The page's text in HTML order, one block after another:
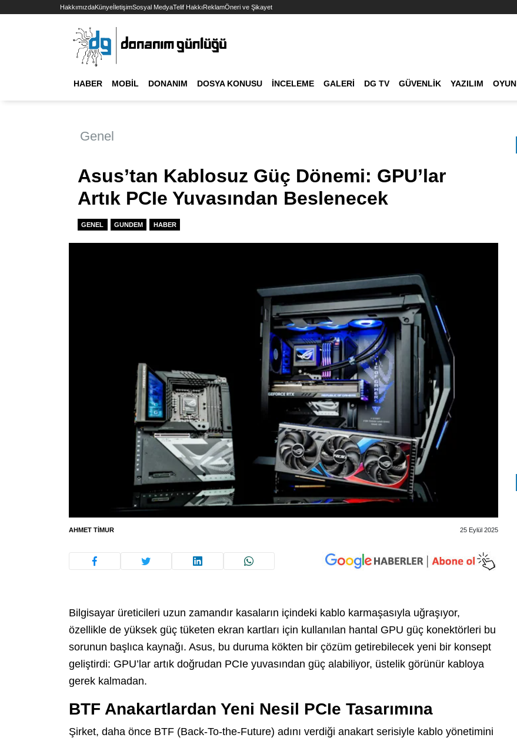
HakkımızdaKünyeİletişimSosyal MedyaTelif HakkıReklamÖneri ve Şikayet
HABER MOBIL DONANIM DOSYA KONUSU İNCELEME GALERI DG TV GÜVENLIK YAZILIM OYUN
Genel
Asus’tan Kablosuz Güç Dönemi: GPU’lar
Artık PCIe Yuvasından Beslenecek
GENEL GUNDEM HABER
AHMET TIMUR 25 Eylül 2025
Bilgisayar üreticileri uzun zamandır kasaların içindeki kablo karmaşasıyla uğraşıyor,
özellikle de yüksek güç tüketen ekran kartları için kullanılan hantal GPU güç konektörleri bu
sorunun başlıca kaynağı. Asus, bu duruma kökten bir çözüm getirebilecek yeni bir konsept
geliştirdi: GPU’lar artık doğrudan PCIe yuvasından güç alabiliyor, üstelik görünür kabloya
gerek kalmadan.
BTF Anakartlardan Yeni Nesil PCIe Tasarımına
Şirket, daha önce BTF (Back-To-the-Future) adını verdiği anakart serisiyle kablo yönetimini